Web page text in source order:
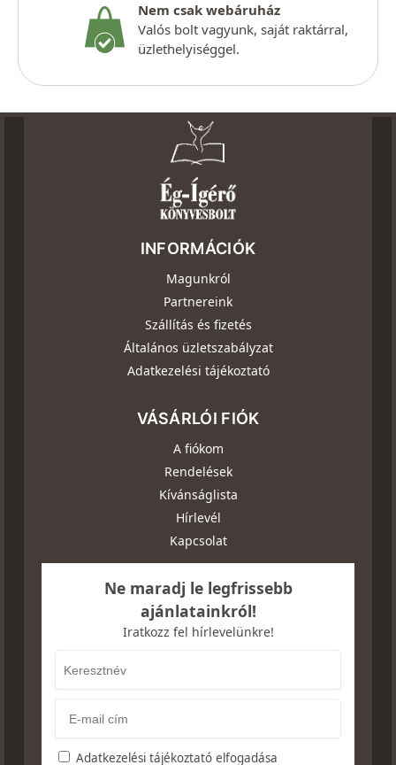
Nem csak webáruház
Valós bolt vagyunk, saját raktárral,
üzlethelyiséggel.
INFORMÁCIÓK
Magunkról
Partnereink
Szállítás és fizetés
Általános üzletszabályzat
Adatkezelési tájékoztató
VÁSÁRLÓI FIÓK
A fiókom
Rendelések
Kívánságlista
Hírlevél
Kapcsolat
Ne maradj le legfrissebb
ajánlatainkról!
Iratkozz fel hírlevelünkre!
Adatkezelési tájékoztató elfogadása